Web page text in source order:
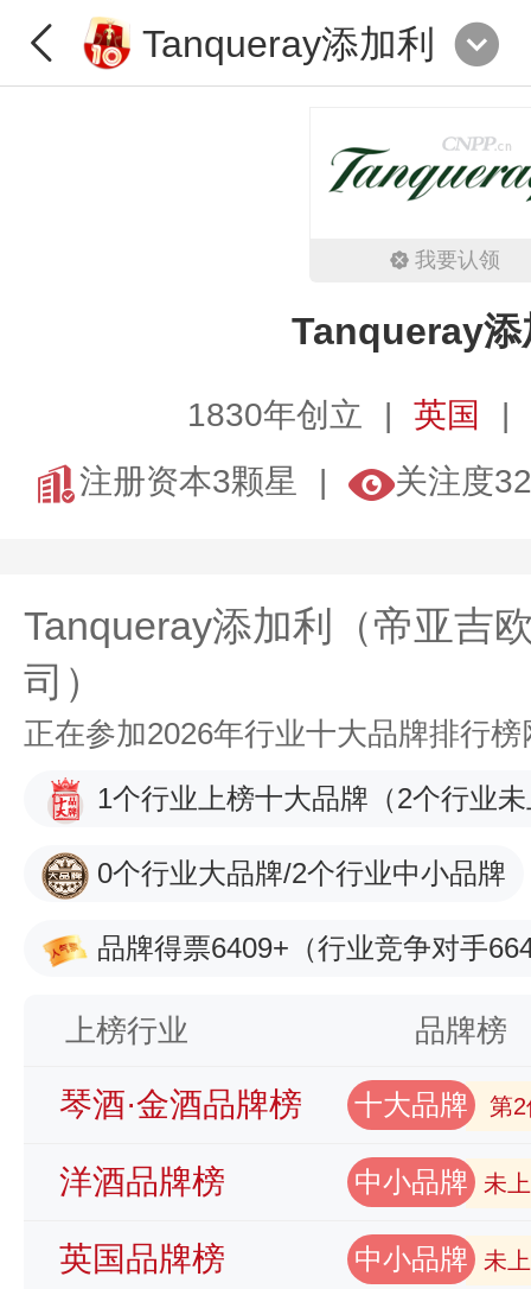
Tanqueray添加利
我要认领
Tanqueray添
1830年创立
英国
注册资本3颗星
关注度
Tanqueray添加利（帝亚吉
司）
正在参加2026年行业十大品牌排行
1个行业上榜十大品牌 （2个行业
0个行业大品牌/2个行业中小品牌
品牌得票6409+ （行业竞争对手
上榜行业 品牌榜
琴酒·金酒品牌榜 十大品牌 第2
洋酒品牌榜 中小品牌 未
英国品牌榜 中小品牌 未